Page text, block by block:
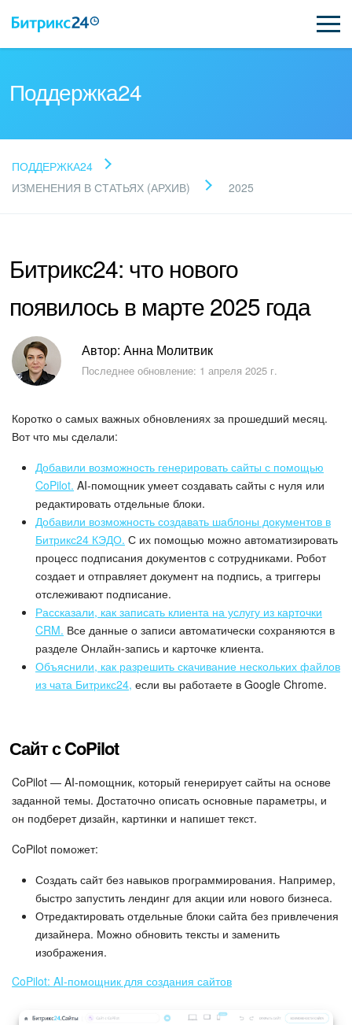
Прочитайте готовые
ответы
Поддержка Битрикс24
Регистрация и вход
Безопасность в Битрикс24
С чего начать
AI в Битрикс24
Вайбкод
Лента Новостей
Задачи
Проекты AI
Мессенджер
Диск
База знаний
Сайты
Складской учет
Почта
CRM
Онлайн-запись
Поддержка24
ПОДДЕРЖКА24
ИЗМЕНЕНИЯ В СТАТЬЯХ (АРХИВ)
2025
Битрикс24: что нового
появилось в марте 2025 года
Автор: Анна Молитвик
Последнее обновление: 1 апреля 2025 г.
Коротко о самых важных обновлениях за прошедший месяц.
Вот что мы сделали:
Добавили возможность генерировать сайты с помощью
CoPilot. AI-помощник умеет создавать сайты с нуля или
редактировать отдельные блоки.
Добавили возможность создавать шаблоны документов в
Битрикс24 КЭДО. С их помощью можно автоматизировать
процесс подписания документов с сотрудниками. Робот
создает и отправляет документ на подпись, а триггеры
отслеживают подписание.
Рассказали, как записать клиента на услугу из карточки
CRM. Все данные о записи автоматически сохраняются в
разделе Онлайн-запись и карточке клиента.
Объяснили, как разрешить скачивание нескольких файлов
из чата Битрикс24, если вы работаете в Google Chrome.
Сайт с CoPilot
CoPilot — AI-помощник, который генерирует сайты на основе
заданной темы. Достаточно описать основные параметры, и
он подберет дизайн, картинки и напишет текст.
CoPilot поможет:
Создать сайт без навыков программирования. Например,
быстро запустить лендинг для акции или нового бизнеса.
Отредактировать отдельные блоки сайта без привлечения
дизайнера. Можно обновить тексты и заменить
изображения.
CoPilot: AI-помощник для создания сайтов